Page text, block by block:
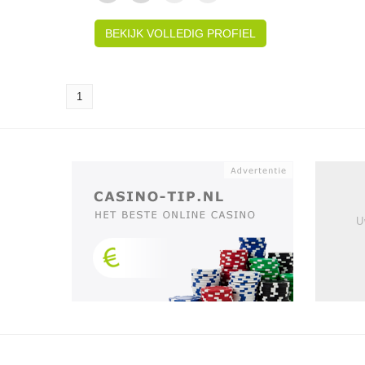
BEKIJK VOLLEDIG PROFIEL
1